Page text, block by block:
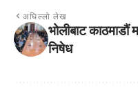
अघिल्लो लेख
भोलीबाट काठमाडौं
निषेध